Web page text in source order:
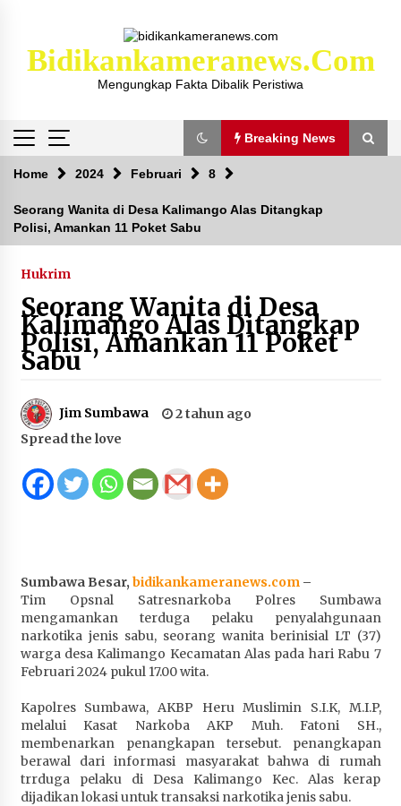
Bidikankameranews.com
Mengungkap Fakta Dibalik Peristiwa
Breaking News
Breaking News
Kejaksaan KSB Mulai Lidik Mafia Tanah Desa
Sekongkang Bawah
2 tahun ago
Laporan Dugaan Pencabulan di Desa Sepayung
Kec. Plampang, Polres Sumbawa Pastikan
Proses Penyelidikan Berjalan Maksimal
4 minggu ago
Anggota Satlantas Polres Sumbawa, Briptu
Juanda, Edukasi Masyarakat dalam Mengurus
Administrasi Kendaraan Berupa SIM
HUT ke-46 Dekranas di Makassar, di Hadapan
Bupati H. Jarot : Demi Keberlanjutan Pelayanan,
Perumdam Batulanteh Akan Lakukan
Penyesuaian Tarif Air Minum
4 minggu ago
Bripda Vanesa Aprilia Renyaan, Sabet Juara II
Taekwondo Kapolri Cup ke-7
4 minggu ago
Sekretaris Bapperida, Dwi Rahayu, ST,. MM,.
Pimpin Rakor Aksi Konvergensi Percepatan
Home 2024 Februari 8
Seorang Wanita di Desa Kalimango Alas Ditangkap
Polisi, Amankan 11 Poket Sabu
Hukrim
Seorang Wanita di Desa
Kalimango Alas Ditangkap
Polisi, Amankan 11 Poket
Sabu
Jim Sumbawa
2 tahun ago
Spread the love
Sumbawa Besar, bidikankameranews.com–
Tim Opsnal Satresnarkoba Polres Sumbawa
mengamankan terduga pelaku penyalahgunaan
narkotika jenis sabu, seorang wanita berinisial LT (37)
warga desa Kalimango Kecamatan Alas pada hari Rabu 7
Februari 2024 pukul 17.00 wita.
Kapolres Sumbawa, AKBP Heru Muslimin S.I.K, M.I.P,
melalui Kasat Narkoba AKP Muh. Fatoni SH.,
membenarkan penangkapan tersebut. penangkapan
berawal dari informasi masyarakat bahwa di rumah
trrduga pelaku di Desa Kalimango Kec. Alas kerap
dijadikan lokasi untuk transaksi narkotika jenis sabu.